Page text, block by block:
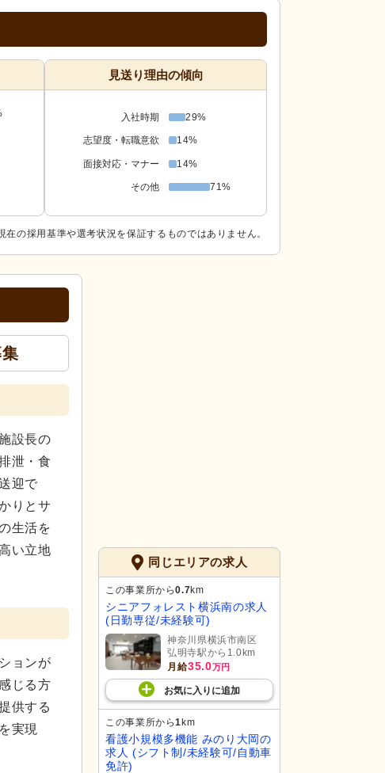
見送り理由の傾向
入社時期 29%
志望度・転職意欲 14%
面接対応・マナー 14%
その他 71%
在の採用基準や選考状況を保証するものではありません。
設長の
泄・食
迎で
りとサ
生活を
い立地
ョンが
じる方
供する
実現
同じエリアの求人
この事業所から0.7km
シニアフォレスト横浜南の求人
(日勤専従/未経験可)
神奈川県横浜市南区
弘明寺駅から1.0km
月給35.0万円
お気に入り に追加
この事業所から1km
看護小規模多機能 みのり大岡の
求人 (シフト制/未経験可/自動車
免許)